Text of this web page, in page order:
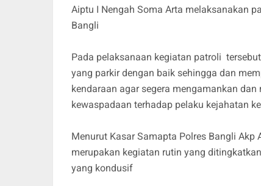
Aiptu I Nengah Soma Arta melaksanakan
Bangli
Pada pelaksanaan kegiatan patroli
yang parkir dengan baik sehingga dan
kendaraan agar segera mengamankan
kewaspadaan terhadap pelaku kejahatan
Menurut Kasar Samapta Polres Bangli
merupakan kegiatan rutin yang
yang kondusif